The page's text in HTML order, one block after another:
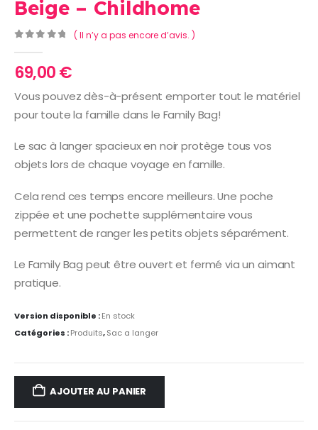
Beige – Childhome
( Il n’y a pas encore d’avis. )
69,00€
Vous pouvez dès-à-présent emporter tout le matériel
pour toute la famille dans le Family Bag!
Le sac à langer spacieux en noir protège tous vos
objets lors de chaque voyage en famille.
Cela rend ces temps encore meilleurs. Une poche
zippée et une pochette supplémentaire vous
permettent de ranger les petits objets séparément.
Le Family Bag peut être ouvert et fermé via un aimant
pratique.
Version disponible :En stock
Catégories :Produits,Sac a langer
AJOUTER AU PANIER